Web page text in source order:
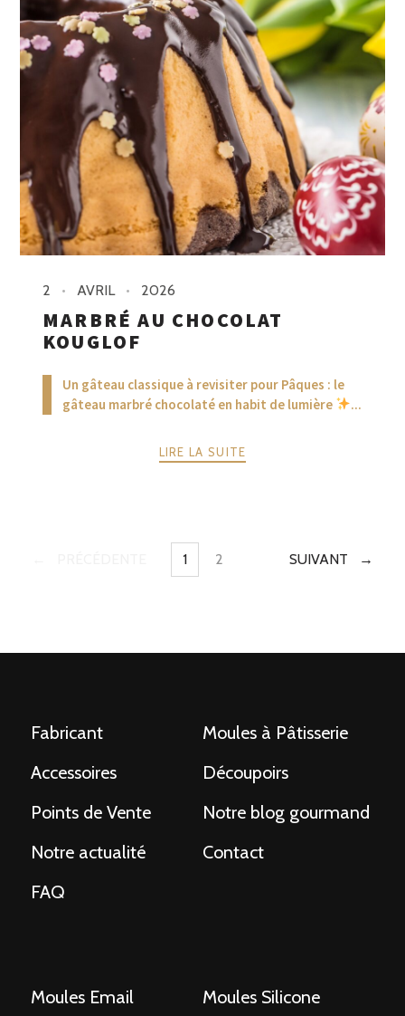
2 AVRIL 2026
MARBRÉ AU CHOCOLAT
KOUGLOF
Un gâteau classique à revisiter pour Pâques : le
gâteau marbré chocolaté en habit de lumière
...
LIRE LA SUITE
PAGE
1 2 SUIVANT
Fabricant
Moules à Pâtisserie
Accessoires
Découpoirs
Points de Vente
Notre blog gourmand
Notre actualité
Contact
FAQ
Moules Email
Moules Silicone